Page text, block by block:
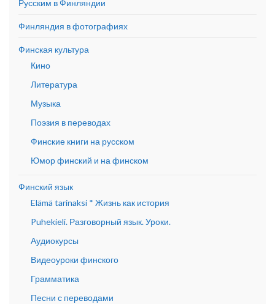
Русским в Финляндии
Финляндия в фотографиях
Финская культура
Кино
Литература
Музыка
Поэзия в переводах
Финские книги на русском
Юмор финский и на финском
Финский язык
Elämä tarinaksi * Жизнь как история
Puhekieli. Разговорный язык. Уроки.
Аудиокурсы
Видеоуроки финского
Грамматика
Песни с переводами